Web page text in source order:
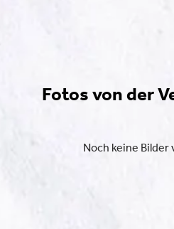
Fotos von der
Noch keine Bilder